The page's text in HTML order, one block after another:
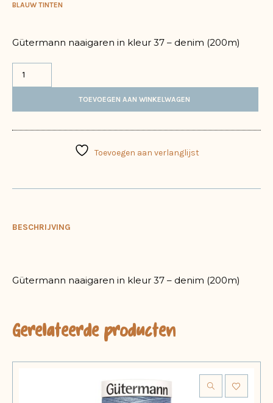
BLAUW TINTEN
Gütermann naaigaren in kleur 37 – denim (200m)
TOEVOEGEN AAN WINKELWAGEN
Toevoegen aan verlanglijst
BESCHRIJVING
Gütermann naaigaren in kleur 37 – denim (200m)
Gerelateerde producten